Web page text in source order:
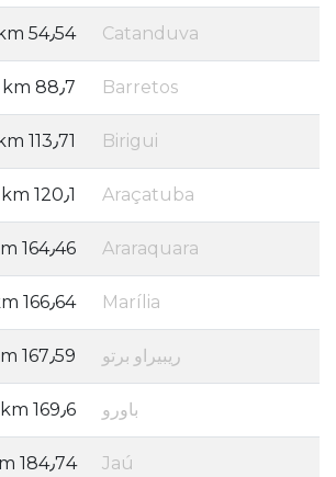
Catanduva 54٫54 km
Barretos 88٫7 km
Birigui 113٫71 km
Araçatuba 120٫1 km
Araraquara 164٫46 km
Marília 166٫64 km
ريبيراو برتو 167٫59 km
باورو 169٫6 km
Jaú 184٫74 km